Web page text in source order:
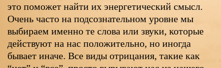
это поможет найти их энергетический смысл.
Очень часто на подсознательном уровне мы
выбираем именно те слова или звуки, которые
действуют на нас положительно, но иногда
бывает иначе. Все виды отрицания, такие как